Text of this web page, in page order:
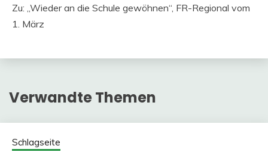
Zu: „Wieder an die Schule gewöhnen“, FR-Regional vom
1. März
Verwandte Themen
Schlagseite